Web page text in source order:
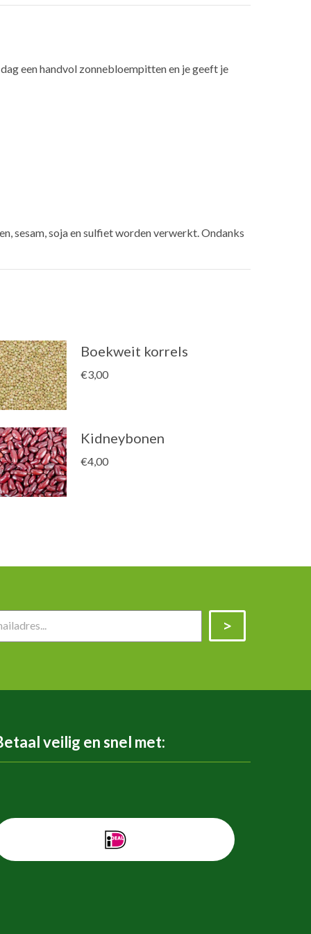
een handvol zonnebloempitten en je geeft je
sesam, soja en sulfiet worden verwerkt. Ondanks
Boekweit korrels
€3,00
Kidneybonen
€4,00
veilig en snel met: